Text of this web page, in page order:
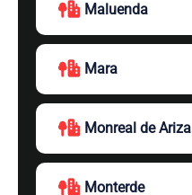
Maluenda
Mara
Monreal de Ariza
Monterde